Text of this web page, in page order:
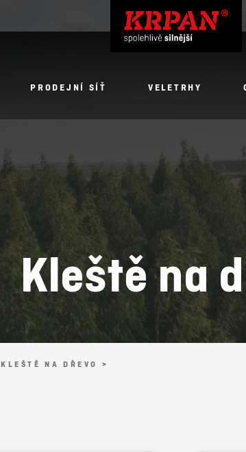
PRODEJNÍ SÍŤ VELETRHY
Kleště na
KLEŠTĚ NA DŘEVO >